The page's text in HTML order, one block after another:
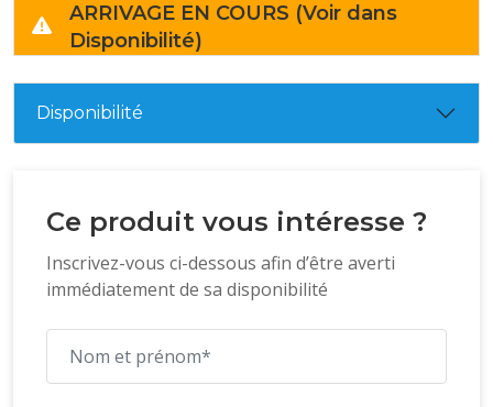
ARRIVAGE EN COURS (Voir dans
Disponibilité)
Disponibilité
Ce produit vous intéresse ?
Inscrivez-vous ci-dessous afin d’être averti
immédiatement de sa disponibilité